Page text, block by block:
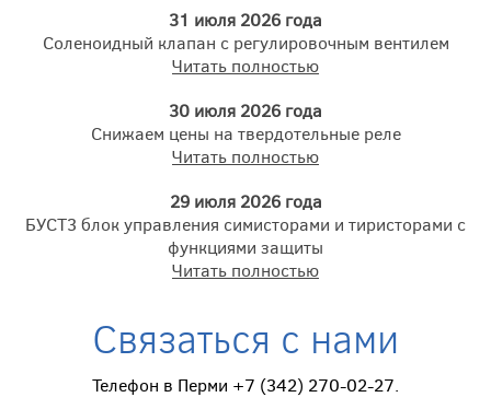
31 июля 2026 года
Соленоидный клапан с регулировочным вентилем
Читать полностью
30 июля 2026 года
Снижаем цены на твердотельные реле
Читать полностью
29 июля 2026 года
БУСТ3 блок управления симисторами и тиристорами с
функциями защиты
Читать полностью
Связаться с нами
Телефон в Перми +7 (342) 270-02-27.